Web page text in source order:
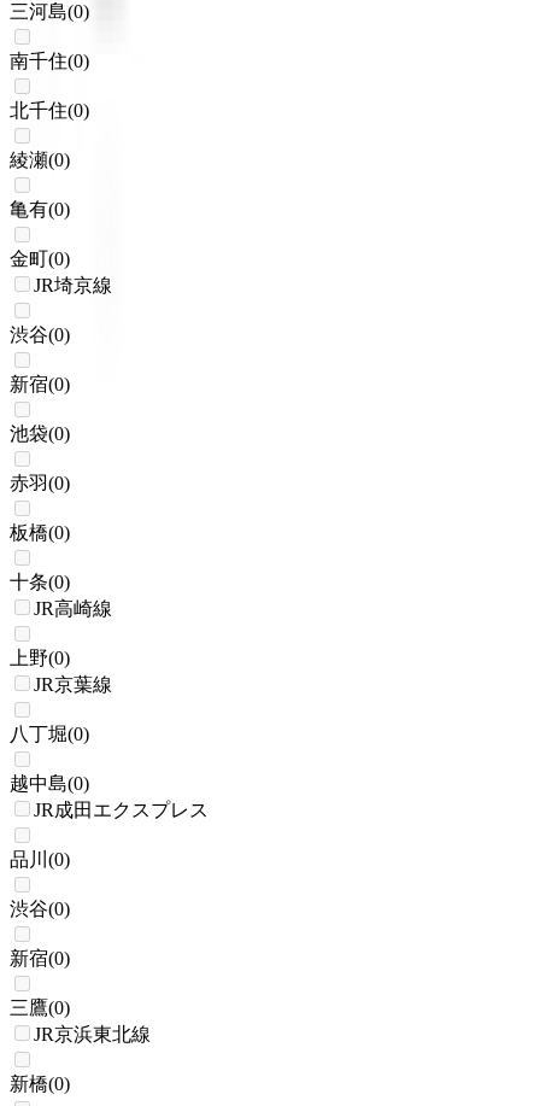
三河島(0)
南千住(0)
北千住(0)
綾瀬(0)
亀有(0)
金町(0)
JR埼京線
渋谷(0)
新宿(0)
池袋(0)
赤羽(0)
板橋(0)
十条(0)
JR高崎線
上野(0)
JR京葉線
八丁堀(0)
越中島(0)
JR成田エクスプレス
品川 (0)
渋谷(0)
新宿(0)
三鷹(0)
JR京浜東北線
新橋(0)